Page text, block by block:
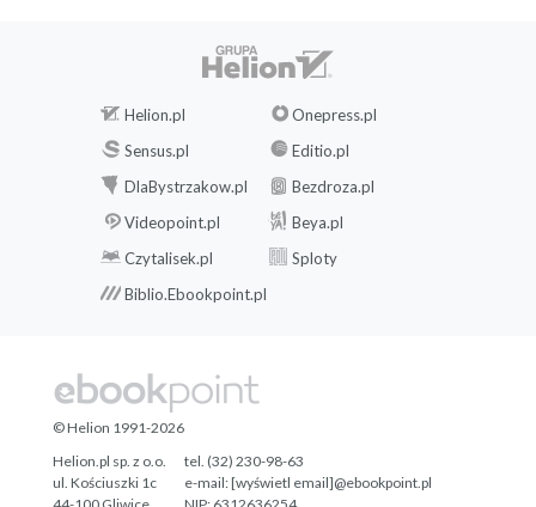
Helion.pl
Onepress.pl
Sensus.pl
Editio.pl
DlaBystrzakow.pl
Bezdroza.pl
Videopoint.pl
Beya.pl
Czytalisek.pl
Sploty
Biblio.Ebookpoint.pl
© Helion 1991-2026
Helion.pl sp. z o.o.
ul. Kościuszki 1c
tel. (32) 230-98-63
e-mail:[wyświetl email]@ebookpoint.pl